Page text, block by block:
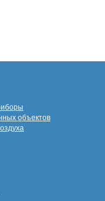
объектов